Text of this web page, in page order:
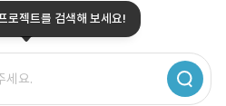
로젝트를 검색해 보세요!